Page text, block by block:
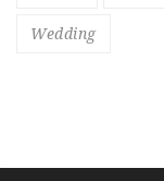
Wedding